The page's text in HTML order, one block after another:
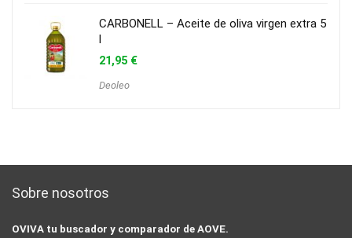
CARBONELL – Aceite de oliva virgen extra 5
l
21,95 €
Deoleo
Sobre nosotros
OVIVA tu buscador y comparador de AOVE.